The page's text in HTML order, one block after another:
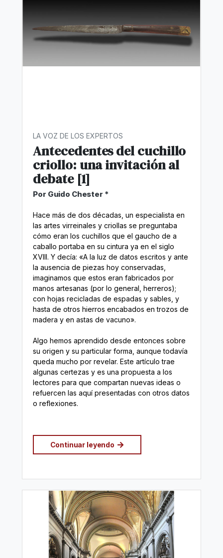
LA VOZ DE LOS EXPERTOS
Antecedentes del cuchillo
criollo: una invitación al
debate [1]
Por Guido Chester *
Hace más de dos décadas, un especialista en
las artes virreinales y criollas se preguntaba
cómo eran los cuchillos que el gaucho de a
caballo portaba en su cintura ya en el siglo
XVIII. Y decía: «A la luz de datos escritos y ante
la ausencia de piezas hoy conservadas,
imaginamos que estos eran fabricados por
manos artesanas (por lo general, herreros);
con hojas recicladas de espadas y sables, y
hasta de otros hierros encabados en trozos de
madera y en astas de vacuno».
Algo hemos aprendido desde entonces sobre
su origen y su particular forma, aunque todavía
queda mucho por revelar. Este artículo trae
algunas certezas y es una propuesta a los
lectores para que compartan nuevas ideas o
refuercen las aquí presentadas con otros datos
o reflexiones.
Continuar leyendo